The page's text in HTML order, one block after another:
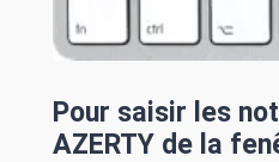
Pour saisir les
AZERTY de la